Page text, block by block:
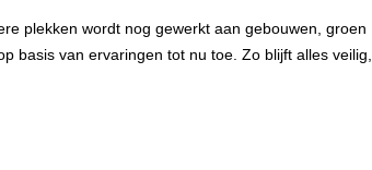
plekken wordt nog gewerkt aan gebouwen, groen
basis van ervaringen tot nu toe. Zo blijft alles veilig,